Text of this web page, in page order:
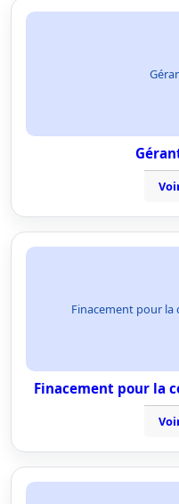
Finacement pour
Finacement pour la